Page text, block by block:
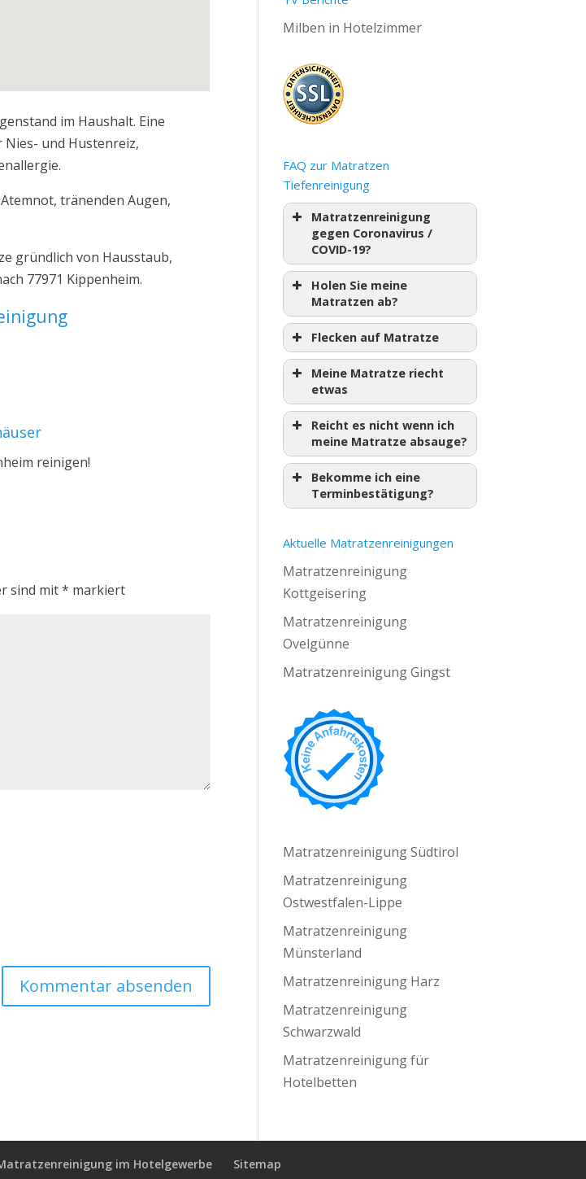
im Haushalt. Eine
Nies- und Hustenreiz,
tränenden Augen,
gründlich von Hausstaub,
77971 Kippenheim.
reinigen!
sind mit* markiert
Milben in Hotelzimmer
FAQ zur Matratzen
Tiefenreinigung
Matratzenreinigung
gegen Coronavirus /
COVID-19?
Holen Sie meine
Matratzen ab?
Flecken auf Matratze
Meine Matratze riecht
etwas
Reicht es nicht wenn ich
meine Matratze absauge?
Bekomme ich eine
Terminbestätigung?
Aktuelle Matratzenreinigungen
Matratzenreinigung
Kottgeisering
Matratzenreinigung
Ovelgünne
Matratzenreinigung Gingst
Matratzenreinigung Südtirol
Matratzenreinigung
Ostwestfalen-Lippe
Matratzenreinigung
Münsterland
Matratzenreinigung Harz
Matratzenreinigung
Schwarzwald
Matratzenreinigung für
Hotelbetten
im Hotelgewerbe Sitemap